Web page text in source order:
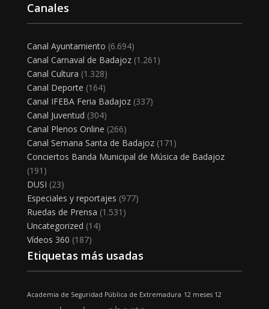
Canales
Canal Ayuntamiento (6.694)
Canal Carnaval de Badajoz(1.261)
Canal Cultura (1.328)
Canal Deporte (164)
Canal IFEBA Feria Badajoz(337)
Canal Juventud (304)
Canal Plenos Online (266)
Canal Semana Santa de Badajoz(171)
Conciertos Banda Municipal de Música de Badajoz
(191)
DUSI (23)
Especiales y reportajes (977)
Ruedas de Prensa (1.531)
Uncategorized (14)
Vídeos 360 (187)
Etiquetas más usadas
Academia de Seguridad Pública de Extremadura 12 meses 12